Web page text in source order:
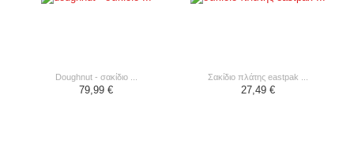
doughnut - σακίδιο ...
79,99 €
σακίδιο πλάτης eastpak ...
27,49 €